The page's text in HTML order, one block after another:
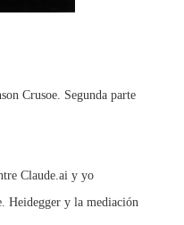
Crusoe. Segunda parte
Claude.ai y yo
Heidegger y la mediación